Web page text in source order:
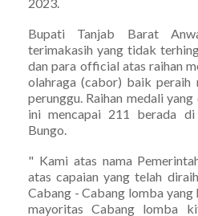
Bupati Tanjab Barat
terimakasih yang tidak
dan para official atas raihan
olahraga (cabor) baik peraih
perunggu. Raihan medali
ini mencapai 211 berada
Bungo.
" Kami atas nama
atas capaian yang telah
Cabang - Cabang lomba yang
mayoritas Cabang lomba